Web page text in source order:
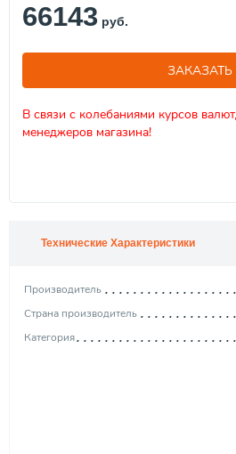
66143 руб.
ЗАКАЗАТЬ
В связи с колебаниями курсов
менеджеров магазина!
Технические Характеристики
Производитель
Страна производитель
Категория